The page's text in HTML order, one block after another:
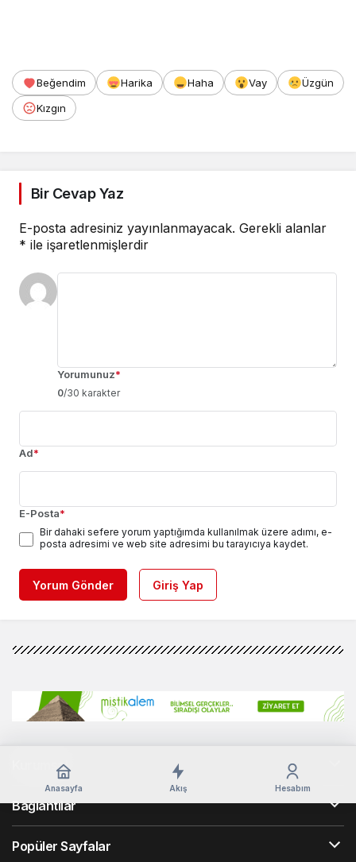
Beğendim Harika Haha Vay
Üzgün
Kızgın
Bir Cevap Yaz
E-posta adresiniz yayınlanmayacak. Gerekli alanlar
* ile işaretlenmişlerdir
Yorumunuz*
0/30 karakter
Ad*
E-Posta*
Bir dahaki sefere yorum yaptığımda kullanılmak üzere adımı, e-
posta adresimi ve web site adresimi bu tarayıcıya kaydet.
Yorum Gönder Giriş Yap
Anasayfa Akış Hesabım
Kurumsal
Bağlantılar
Popüler Sayfalar